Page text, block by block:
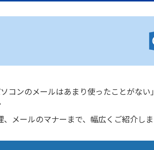
コンのメールはあまり使ったことがない
メールのマナーまで、幅広くご紹介しま